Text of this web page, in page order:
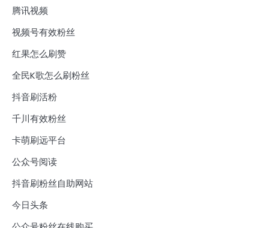
腾讯视频
视频号有效粉丝
红果怎么刷赞
全民K歌怎么刷粉丝
抖音刷活粉
千川有效粉丝
卡萌刷远平台
公众号阅读
抖音刷粉丝自助网站
今日头条